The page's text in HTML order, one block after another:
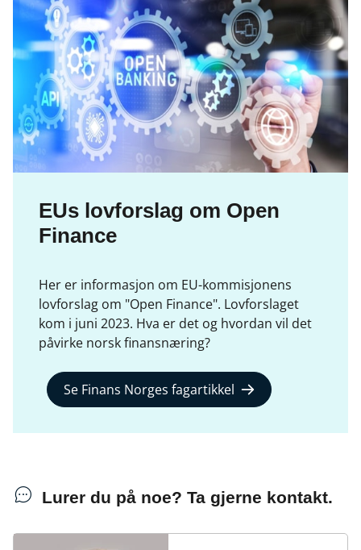
EUs lovforslag om Open
Finance
Her er informasjon om EU-kommisjonens
lovforslag om "Open Finance". Lovforslaget
kom i juni 2023. Hva er det og hvordan vil det
påvirke norsk finansnæring?
Se Finans Norges fagartikkel
Lurer du på noe? Ta gjerne kontakt.